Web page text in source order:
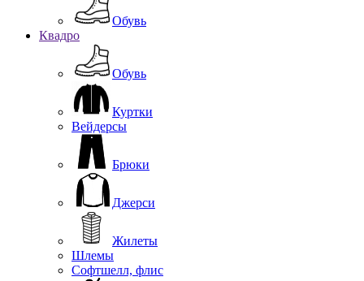
Обувь
Квадро
Обувь
Куртки
Вейдерсы
Брюки
Джерси
Жилеты
Шлемы
Софтшелл, флис